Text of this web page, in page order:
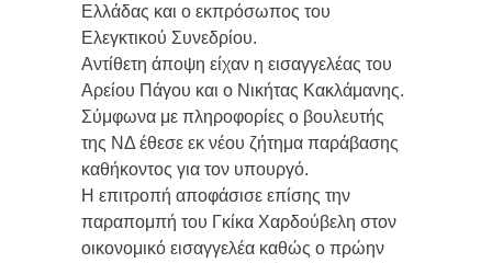
Ελλάδας και ο εκπρόσωπος του
Ελεγκτικού Συνεδρίου.
Αντίθετη άποψη είχαν η εισαγγελέας του
Αρείου Πάγου και ο Νικήτας Κακλάμανης.
Σύμφωνα με πληροφορίες ο βουλευτής
της ΝΔ έθεσε εκ νέου ζήτημα παράβασης
καθήκοντος για τον υπουργό.
Η επιτροπή αποφάσισε επίσης την
παραπομπή του Γκίκα Χαρδούβελη στον
οικονομικό εισαγγελέα καθώς ο πρώην